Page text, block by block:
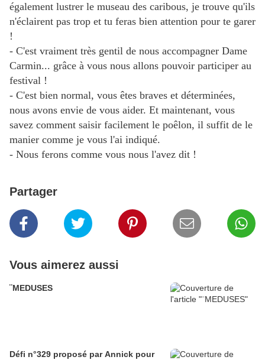
également lustrer le museau des caribous, je trouve qu'ils
n'éclairent pas trop et tu feras bien attention pour te garer
!
- C'est vraiment très gentil de nous accompagner Dame
Carmin... grâce à vous nous allons pouvoir participer au
festival !
- C'est bien normal, vous êtes braves et déterminées,
nous avons envie de vous aider. Et maintenant, vous
savez comment saisir facilement le poêlon, il suffit de le
manier comme je vous l'ai indiqué.
- Nous ferons comme vous nous l'avez dit !
Partager
Vous aimerez aussi
¨MEDUSES
Défi n°329 proposé par Annick pour